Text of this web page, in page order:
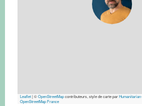
Leaflet|©OpenStreetMapcontributeurs, style de carte par
OpenStreetMap France